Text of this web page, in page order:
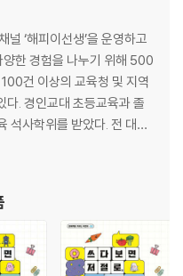
락해서 여쭤봐야 할까요?
요
에게 바로 연락해도 되나요?
위를 열겠다는데 어떻게 진행
먹게 하신대요
에 나가고 싶어 해요
‘해피이선생’을 운영하고
양한 경험을 나누기 위해 500
건 이상의 교육청 및 지역
다. 경인교대 초등교육과 졸
석사학위를 받았다. 전 대한
교관, 서울 노량진 희소고
표 강사를 역임했고 교육청
한 학년은 없습